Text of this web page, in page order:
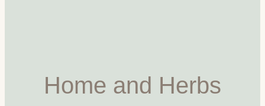
Home and Herbs